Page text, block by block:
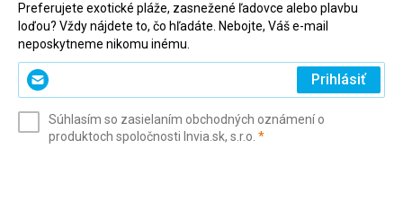
Preferujete exotické pláže, zasnežené ľadovce alebo plavbu
loďou? Vždy nájdete to, čo hľadáte. Nebojte, Váš e-mail
neposkytneme nikomu inému.
Zadajte
svoj
(povinné)
Prihlásiť
Súhlasím so zasielaním obchodných oznámení o
produktoch spoločnosti Invia.sk, s.r.o. *(povinné)